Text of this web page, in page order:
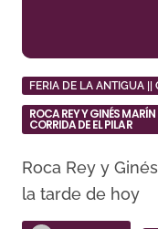
FERIA DE LA ANTIGUA
ROCA REY Y GINÉS
CORRIDA DE EL PILAR
Roca Rey y Ginés Marín cortaron una oreja en
la tarde de hoy